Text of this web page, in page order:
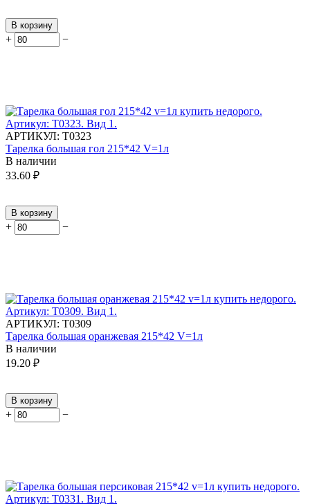
В корзину
+ −
АРТИКУЛ: Т0323
Тарелка большая гол 215*42 V=1л
В наличии
33.60 ₽
В корзину
+ −
АРТИКУЛ: Т0309
Тарелка большая оранжевая 215*42 V=1л
В наличии
19.20 ₽
В корзину
+ −